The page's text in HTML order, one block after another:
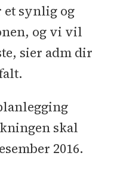
et synlig og
og vi vil
sier adm dir
skal
2016.